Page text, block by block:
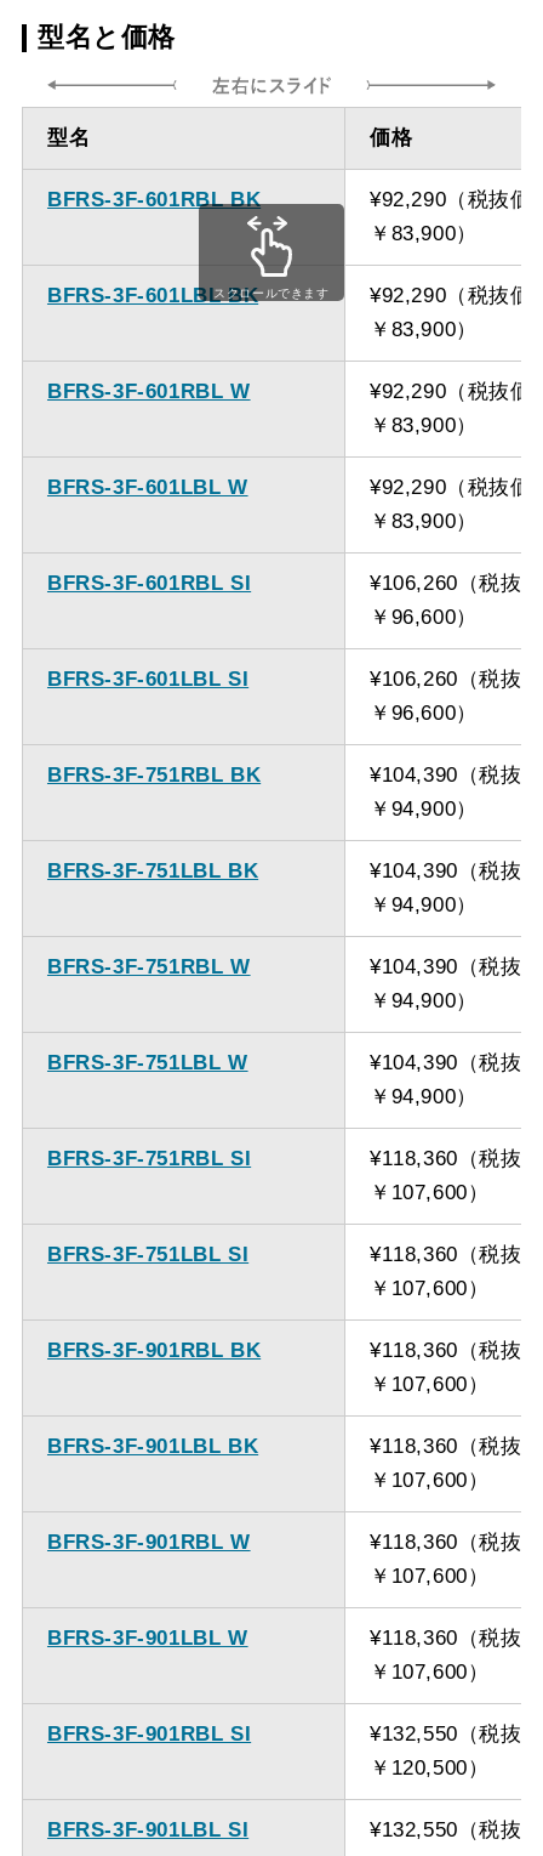
方
ｍ）
ダクト方向上
方
最大寸法 1035ｍｍ
点検口を設けての最小寸
法は弊社にお問い合わせ
ください。
型名と価格
型名 価格
BFRS-3F-601RBL BK
¥92,290（税抜価
￥83,900）
BFRS-3F-601LBL BK
¥92,290（税抜価
￥83,900）
BFRS-3F-601RBL W
¥92,290（税抜価
￥83,900）
BFRS-3F-601LBL W
¥92,290（税抜価
￥83,900）
BFRS-3F-601RBL SI
¥106,260（税抜
￥96,600）
BFRS-3F-601LBL SI
¥106,260（税抜
￥96,600）
BFRS-3F-751RBL BK
¥104,390（税抜
￥94,900）
BFRS-3F-751LBL BK
¥104,390（税抜
￥94,900）
BFRS-3F-751RBL W
¥104,390（税抜
￥94,900）
BFRS-3F-751LBL W
¥104,390（税抜
￥94,900）
BFRS-3F-751RBL SI
¥118,360（税抜
￥107,600）
BFRS-3F-751LBL SI
¥118,360（税抜
￥107,600）
BFRS-3F-901RBL BK
¥118,360（税抜
￥107,600）
BFRS-3F-901LBL BK
¥118,360（税抜
￥107,600）
BFRS-3F-901RBL W
¥118,360（税抜
￥107,600）
BFRS-3F-901LBL W
¥118,360（税抜
￥107,600）
BFRS-3F-901RBL SI
¥132,550（税抜
￥120,500）
BFRS-3F-901LBL SI
¥132,550（税抜
スクロールできます